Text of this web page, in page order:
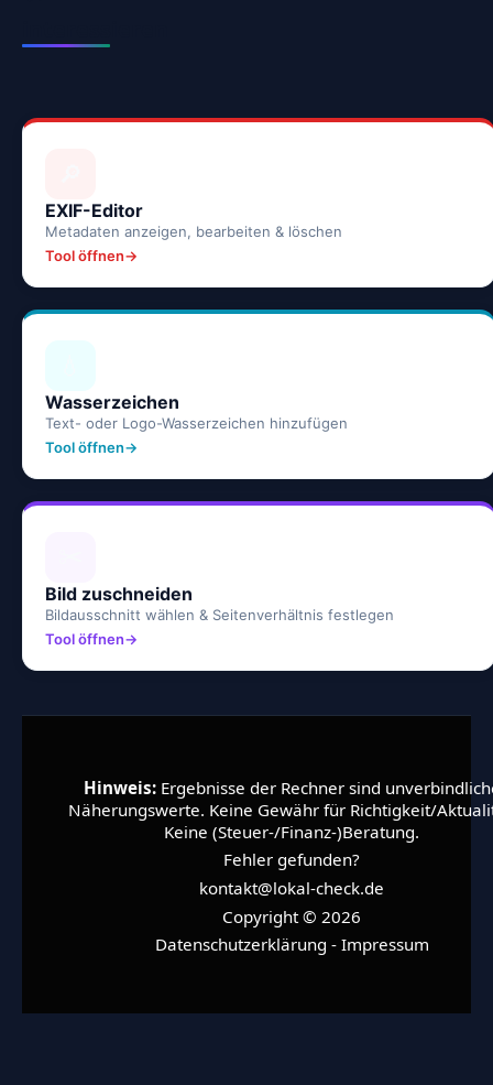
EXIF-Editor
Metadaten anzeigen, bearbeiten & löschen
Tool öffnen
Wasserzeichen
Text- oder Logo-Wasserzeichen hinzufügen
Tool öffnen
Bild zuschneiden
Bildausschnitt wählen & Seitenverhältnis festlegen
Tool öffnen
Hinweis:Ergebnisse der Rechner sind
Näherungswerte. Keine Gewähr für Richtigkeit/
Keine (Steuer-/Finanz-)Beratung.
Fehler gefunden?
kontakt@lokal-check.de
Copyright © 2026
Datenschutzerklärung - Impressum